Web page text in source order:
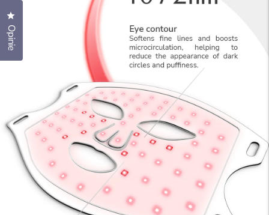
Opinie
Kliknij, aby otworzyć okno dialogowe opinii